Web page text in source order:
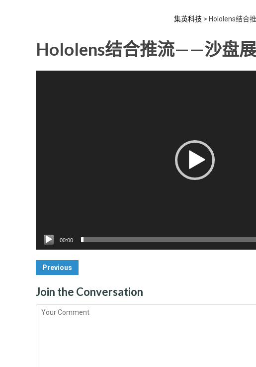
集英科技 > Hololens结合
Hololens结合推流——沙盘
00:00
Post
Navigation
Previous
Join the Conversation